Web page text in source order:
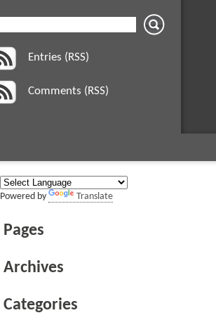
Entries (RSS)
Comments (RSS)
Powered by Translate
Pages
Archives
Categories